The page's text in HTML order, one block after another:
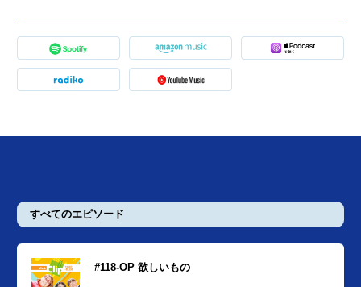
すべてのエピソード
#118-OP 欲しいもの